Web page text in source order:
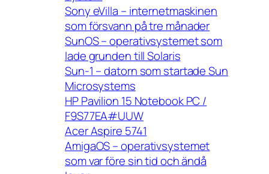
Sony eVilla – internetmaskinen
som försvann på tre månader
SunOS – operativsystemet som
lade grunden till Solaris
Sun-1 – datorn som startade Sun
Microsystems
HP Pavilion 15 Notebook PC /
F9S77EA#UUW
Acer Aspire 5741
AmigaOS – operativsystemet
som var före sin tid och ändå